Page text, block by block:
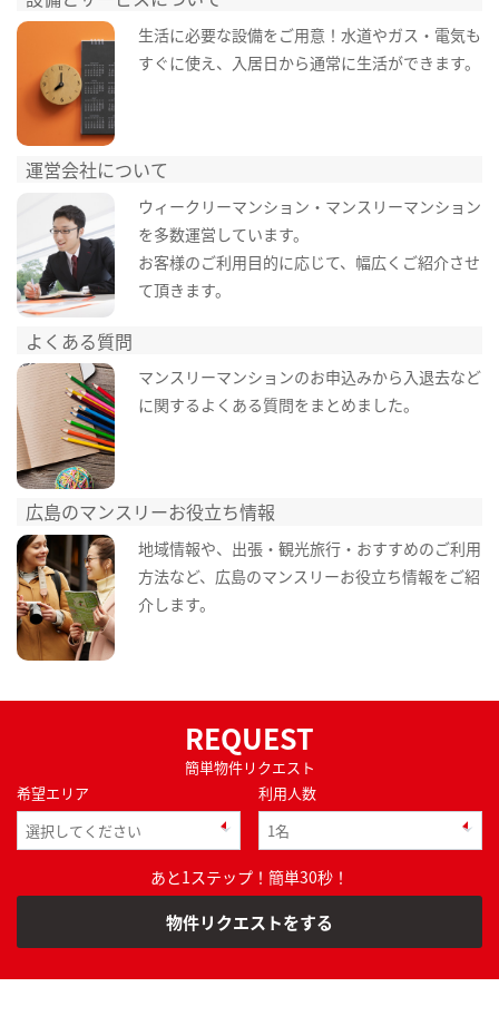
生活に必要な設備をご用意！水道やガス・電気も
すぐに使え、入居日から通常に生活ができます。
運営会社について
ウィークリーマンション・マンスリーマンション
を多数運営しています。
お客様のご利用目的に応じて、幅広くご紹介させ
て頂きます。
よくある質問
マンスリーマンションのお申込みから入退去など
に関するよくある質問をまとめました。
広島のマンスリーお役立ち情報
地域情報や、出張・観光旅行・おすすめのご利用
方法など、広島のマンスリーお役立ち情報をご紹
介します。
REQUEST
簡単物件リクエスト
希望エリア
利用人数
あと1ステップ！簡単30秒！
物件リクエストをする